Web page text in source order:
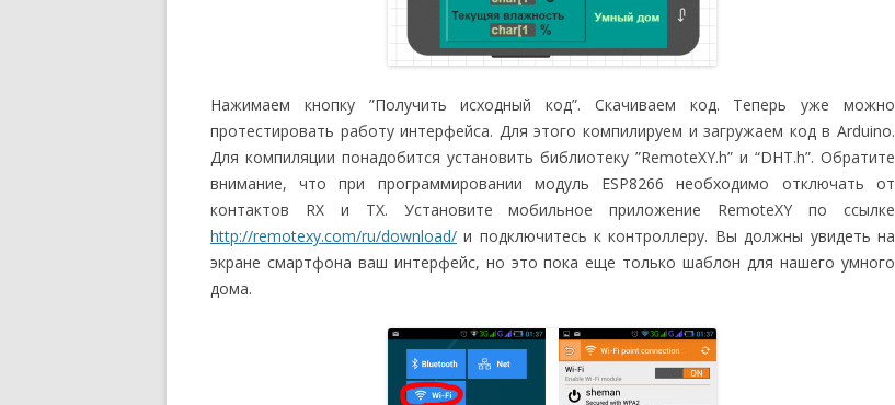
Нажимаем кнопку ”Получить исходный код”. Скачиваем код. Теперь уже можно
протестировать работу интерфейса. Для этого компилируем и загружаем код в Arduino.
Для компиляции понадобится установить библиотеку ”RemoteXY.h” и “DHT.h”. Обратите
внимание, что при программировании модуль ESP8266 необходимо отключать от
контактов RX и TX. Установите мобильное приложение RemoteXY по ссылке
http://remotexy.com/ru/download/ и подключитесь к контроллеру. Вы должны увидеть на
экране смартфона ваш интерфейс, но это пока еще только шаблон для нашего умного
дома.